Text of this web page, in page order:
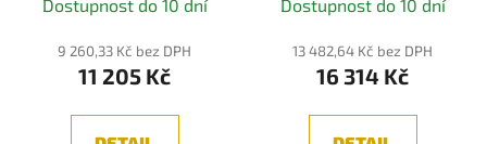
Dostupnost do 10 dní
9 260,33 Kč bez DPH
11 205 Kč
Dostupnost do 10 dní
13 482,64 Kč bez DPH
16 314 Kč